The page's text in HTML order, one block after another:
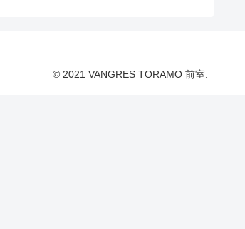
© 2021 VANGRES TORAMO 前室.